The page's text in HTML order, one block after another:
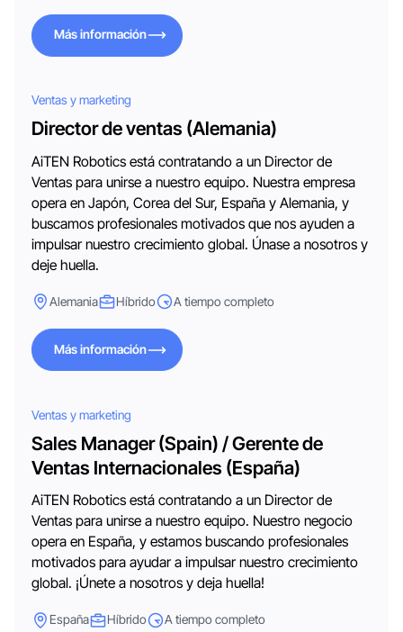
Más información
Ventas y marketing
Director de ventas (Alemania)
AiTEN Robotics está contratando a un Director de
Ventas para unirse a nuestro equipo. Nuestra empresa
opera en Japón, Corea del Sur, España y Alemania, y
buscamos profesionales motivados que nos ayuden a
impulsar nuestro crecimiento global. Únase a nosotros y
deje huella.
Alemania Híbrido A tiempo completo
Más información
Ventas y marketing
Sales Manager (Spain) / Gerente de
Ventas Internacionales (España)
AiTEN Robotics está contratando a un Director de
Ventas para unirse a nuestro equipo. Nuestro negocio
opera en España, y estamos buscando profesionales
motivados para ayudar a impulsar nuestro crecimiento
global. ¡Únete a nosotros y deja huella!
España Híbrido A tiempo completo